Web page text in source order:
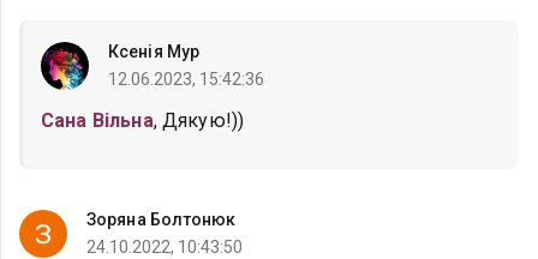
Ксенія Мур
12.06.2023, 15:42:36
Сана Вільна, Дякую!))
Зоряна Болтонюк
24.10.2022, 10:43:50